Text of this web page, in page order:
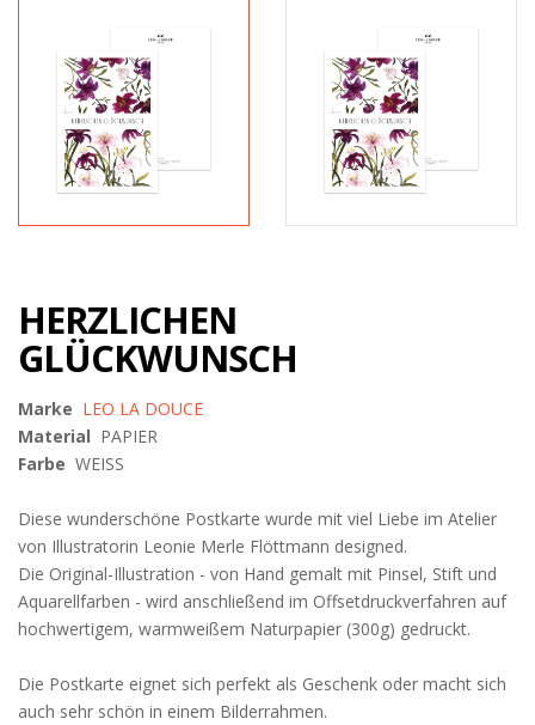
HERZLICHEN
GLÜCKWUNSCH
Marke LEO LA DOUCE
Material PAPIER
Farbe WEISS
Diese wunderschöne Postkarte wurde mit viel Liebe im Atelier
von Illustratorin Leonie Merle Flöttmann designed.
Die Original-Illustration - von Hand gemalt mit Pinsel, Stift und
Aquarellfarben - wird anschließend im Offsetdruckverfahren auf
hochwertigem, warmweißem Naturpapier (300g) gedruckt.
Die Postkarte eignet sich perfekt als Geschenk oder macht sich
auch sehr schön in einem Bilderrahmen.